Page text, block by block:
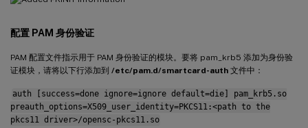
配置 PAM 身份验证
PAM 配置文件指示用于 PAM 身份验证的模块。要将 pam_krb5 添加为身份验
证模块，请将以下行添加到 /etc/pam.d/smartcard-auth 文件中：
auth [success=done ignore=ignore default=die] pam_krb5.so
preauth_options=X509_user_identity=PKCS11:<path to the
pkcs11 driver>/opensc-pkcs11.so